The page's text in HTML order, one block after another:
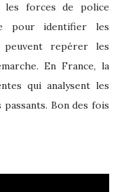
les forces de police
pour identifier les
peuvent repérer les
En France, la
qui analysent les
Bon des fois